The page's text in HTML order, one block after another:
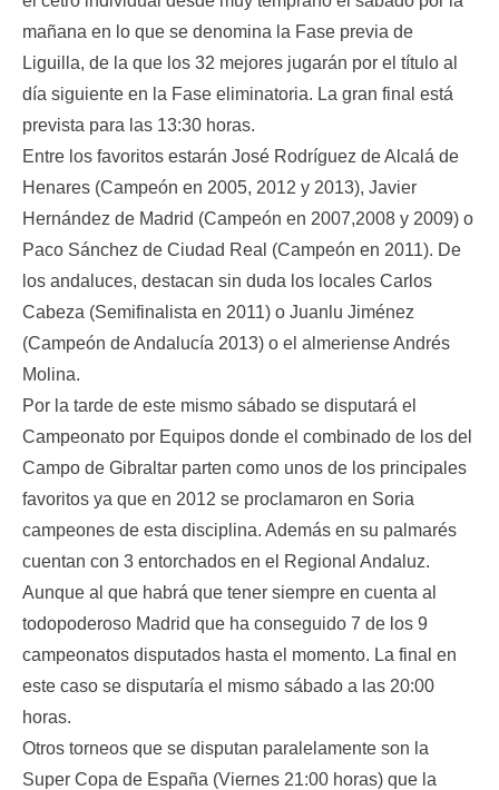
mañana en lo que se denomina la Fase previa de
Liguilla, de la que los 32 mejores jugarán por el título al
día siguiente en la Fase eliminatoria. La gran final está
prevista para las 13:30 horas.
Entre los favoritos estarán José Rodríguez de Alcalá de
Henares (Campeón en 2005, 2012 y 2013), Javier
Hernández de Madrid (Campeón en 2007,2008 y 2009) o
Paco Sánchez de Ciudad Real (Campeón en 2011). De
los andaluces, destacan sin duda los locales Carlos
Cabeza (Semifinalista en 2011) o Juanlu Jiménez
(Campeón de Andalucía 2013) o el almeriense Andrés
Molina.
Por la tarde de este mismo sábado se disputará el
Campeonato por Equipos donde el combinado de los del
Campo de Gibraltar parten como unos de los principales
favoritos ya que en 2012 se proclamaron en Soria
campeones de esta disciplina. Además en su palmarés
cuentan con 3 entorchados en el Regional Andaluz.
Aunque al que habrá que tener siempre en cuenta al
todopoderoso Madrid que ha conseguido 7 de los 9
campeonatos disputados hasta el momento. La final en
este caso se disputaría el mismo sábado a las 20:00
horas.
Otros torneos que se disputan paralelamente son la
Super Copa de España (Viernes 21:00 horas) que la